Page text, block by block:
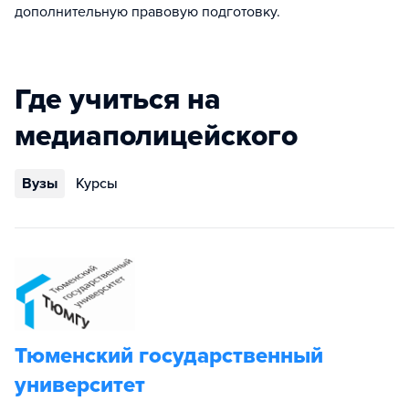
дополнительную правовую подготовку.
Где учиться на
медиаполицейского
Вузы Курсы
Тюменский государственный
университет